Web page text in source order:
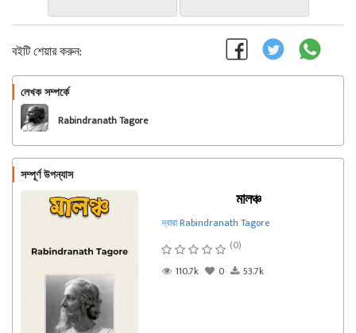
বইটি শেয়ার করুন:
লেখক সম্পর্কে
Rabindranath Tagore
সম্পূর্ণ উপন্যাস
মালঞ্চ
দ্বারা Rabindranath Tagore
(0)
110.7k
0 53.7k